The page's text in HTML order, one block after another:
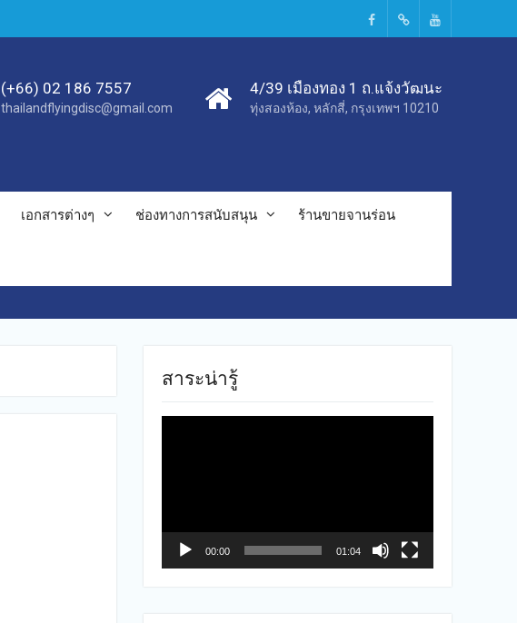
Facebook
TikTokYoutube
(+66) 02 186 7557
thailandflyingdisc@gmail.com
4/39 เมืองทอง 1 ถ.แจ้งวัฒนะ
ทุ่งสองห้อง, หลักสี่, กรุงเทพฯ 10210
เอกสารต่างๆ ช่องทางการสนับสนุน ร้านขายจานร่อน
สาระน่ารู้
00:00 01:04